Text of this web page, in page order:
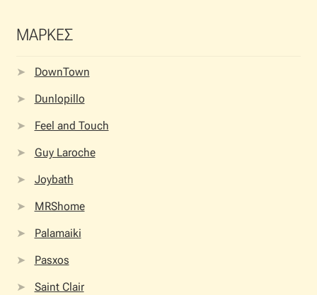
ΜΑΡΚΕΣ
DownTown
Dunlopillo
Feel and Touch
Guy Laroche
Joybath
MRShome
Palamaiki
Pasxos
Saint Clair